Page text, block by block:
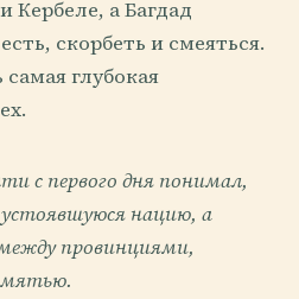
а Багдад
скорбеть и смеяться.
глубокая
с первого дня понимал,
устоявшуюся нацию, а
провинциями,